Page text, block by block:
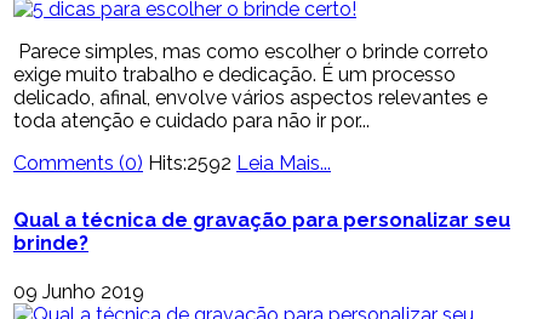
Parece simples, mas como escolher o brinde correto
exige muito trabalho e dedicação. É um processo
delicado, afinal, envolve vários aspectos relevantes e
toda atenção e cuidado para não ir por...
Comments (0) Hits:2592 Leia Mais...
Qual a técnica de gravação para personalizar seu
brinde?
09 Junho 2019